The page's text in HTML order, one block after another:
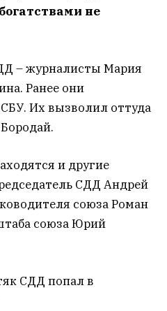
не
– журналисты Мария
Ранее они
Их вызволил оттуда
и другие
СДД Андрей
союза Роман
союза Юрий
СДД попал в